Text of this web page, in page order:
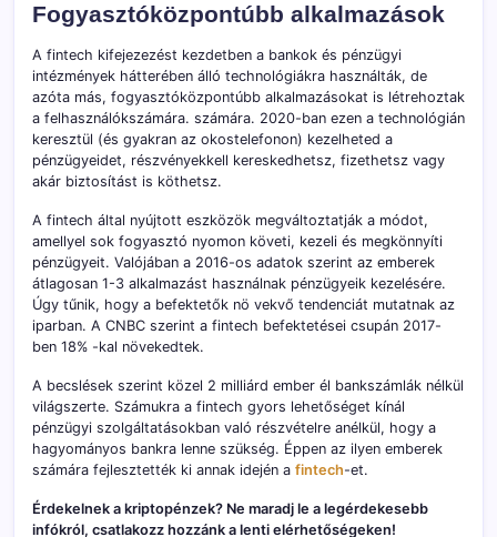
Fogyasztóközpontúbb alkalmazások
A fintech kifejezezést kezdetben a bankok és pénzügyi
intézmények hátterében álló technológiákra használták, de
azóta más, fogyasztóközpontúbb alkalmazásokat is létrehoztak
a felhasználókszámára. számára. 2020-ban ezen a technológián
keresztül (és gyakran az okostelefonon) kezelheted a
pénzügyeidet, részvényekkell kereskedhetsz, fizethetsz vagy
akár biztosítást is köthetsz.
A fintech által nyújtott eszközök megváltoztatják a módot,
amellyel sok fogyasztó nyomon követi, kezeli és megkönnyíti
pénzügyeit. Valójában a 2016-os adatok szerint az emberek
átlagosan 1-3 alkalmazást használnak pénzügyeik kezelésére.
Úgy tűnik, hogy a befektetők nö vekvő tendenciát mutatnak az
iparban. A CNBC szerint a fintech befektetései csupán 2017-
ben 18% -kal növekedtek.
A becslések szerint közel 2 milliárd ember él bankszámlák nélkül
világszerte. Számukra a fintech gyors lehetőséget kínál
pénzügyi szolgáltatásokban való részvételre anélkül, hogy a
hagyományos bankra lenne szükség. Éppen az ilyen emberek
számára fejlesztették ki annak idején a fintech-et.
Érdekelnek a kriptopénzek? Ne maradj le a legérdekesebb
infókról, csatlakozz hozzánk a lenti elérhetőségeken!